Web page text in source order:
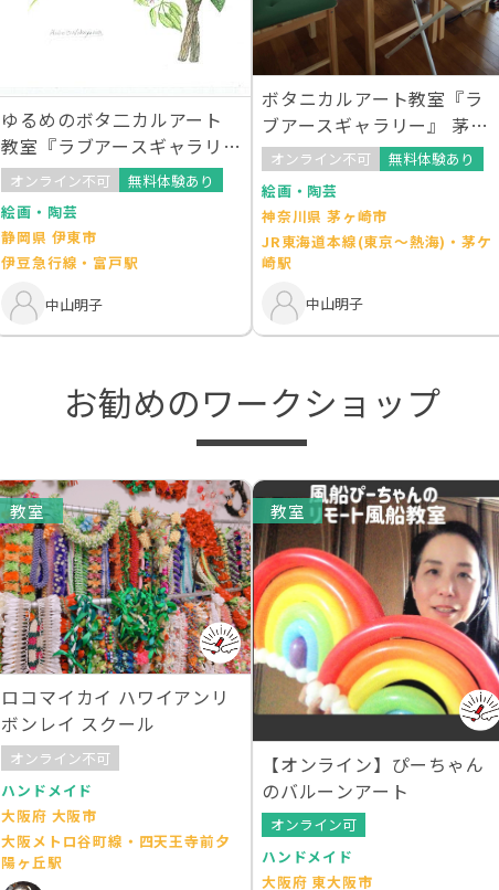
ゆるめのボタ二カルアート
教室『ラブアースギャラリ
ー』伊東教室
オンライン不可
無料体験あり
絵画・陶芸
静岡県 伊東市
伊豆急行線・富戸駅
中山明子
ボタニカルアート教室『ラ
ブアースギャラリー』 茅ヶ
崎教室
オンライン不可
無料体験あり
絵画・陶芸
神奈川県 茅ヶ崎市
JR東海道本線(東京～熱海)・茅ケ
崎駅
中山明子
お勧めのワークショップ
教室
ロコマイカイ ハワイアンリ
ボンレイ スクール
オンライン不可
ハンドメイド
大阪府 大阪市
大阪メトロ谷町線・四天王寺前夕
陽ヶ丘駅
教室
【オンライン】ぴーちゃん
のバルーンアート
オンライン可
ハンドメイド
大阪府 東大阪市